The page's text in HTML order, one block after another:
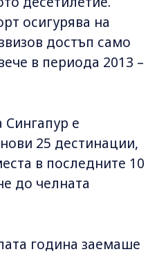
осигурява на
достъп само
в периода 2013 –
Сингапур е
25 дестинации,
в последните 10
до челната
година заемаше